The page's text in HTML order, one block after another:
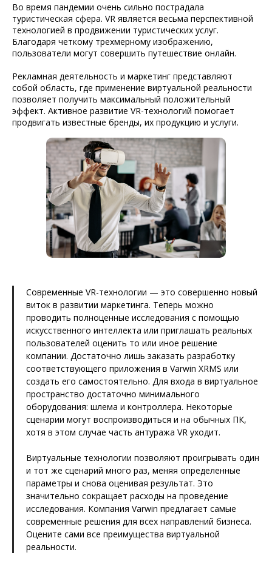
Во время пандемии очень сильно пострадала
туристическая сфера. VR является весьма перспективной
технологией в продвижении туристических услуг.
Благодаря четкому трехмерному изображению,
пользователи могут совершить путешествие онлайн.
Рекламная деятельность и маркетинг представляют
собой область, где применение виртуальной реальности
позволяет получить максимальный положительный
эффект. Активное развитие VR-технологий помогает
продвигать известные бренды, их продукцию и услуги.
Современные VR-технологии — это совершенно новый
виток в развитии маркетинга. Теперь можно
проводить полноценные исследования с помощью
искусственного интеллекта или приглашать реальных
пользователей оценить то или иное решение
компании. Достаточно лишь заказать разработку
соответствующего приложения в Varwin XRMS или
создать его самостоятельно. Для входа в виртуальное
пространство достаточно минимального
оборудования: шлема и контроллера. Некоторые
сценарии могут воспроизводиться и на обычных ПК,
хотя в этом случае часть антуража VR уходит.
Виртуальные технологии позволяют проигрывать один
и тот же сценарий много раз, меняя определенные
параметры и снова оценивая результат. Это
значительно сокращает расходы на проведение
исследования. Компания Varwin предлагает самые
современные решения для всех направлений бизнеса.
Оцените сами все преимущества виртуальной
реальности.